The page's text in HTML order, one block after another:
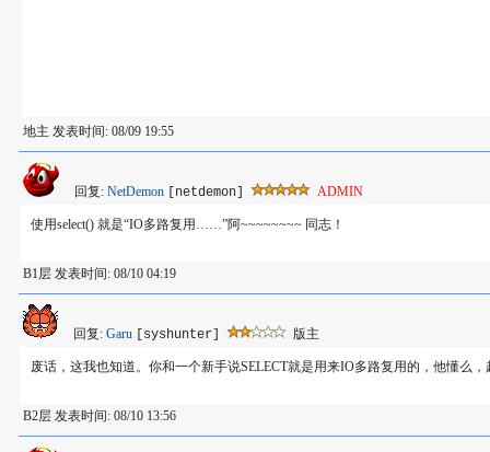
地主 发表时间: 08/09 19:55
回复: NetDemon [netdemon] ADMIN
使用select() 就是“IO多路复用……”阿~~~~~~~~ 同志！
B1层 发表时间: 08/10 04:19
回复: Garu [syshunter] 版主
废话，这我也知道。你和一个新手说SELECT就是用来IO多路复用的，他懂么
B2层 发表时间: 08/10 13:56